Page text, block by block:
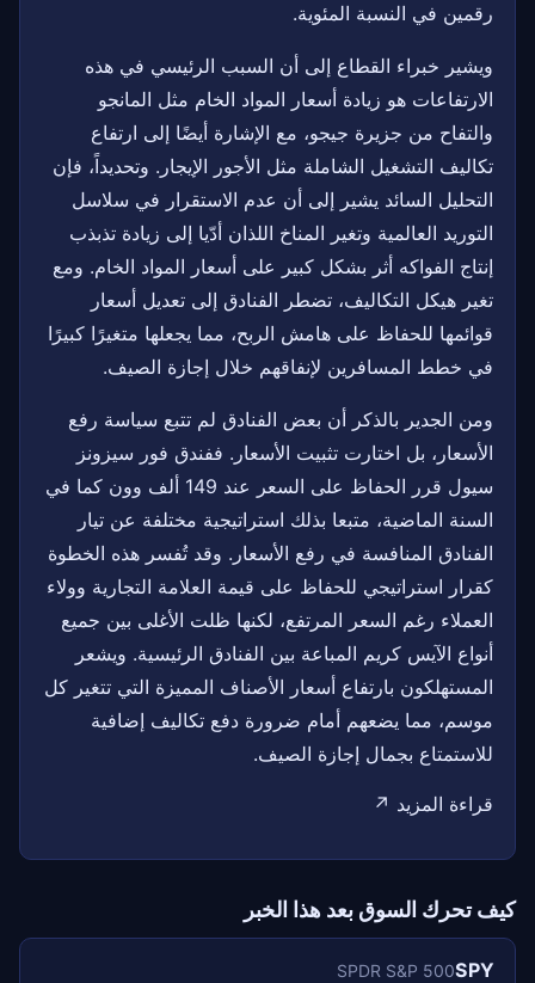
رقمين في النسبة المئوية.
ويشير خبراء القطاع إلى أن السبب الرئيسي في هذه
الارتفاعات هو زيادة أسعار المواد الخام مثل المانجو
والتفاح من جزيرة جيجو، مع الإشارة أيضًا إلى ارتفاع
تكاليف التشغيل الشاملة مثل الأجور الإيجار. وتحديداً، فإن
التحليل السائد يشير إلى أن عدم الاستقرار في سلاسل
التوريد العالمية وتغير المناخ اللذان أدّيا إلى زيادة تذبذب
إنتاج الفواكه أثر بشكل كبير على أسعار المواد الخام. ومع
تغير هيكل التكاليف، تضطر الفنادق إلى تعديل أسعار
قوائمها للحفاظ على هامش الربح، مما يجعلها متغيرًا كبيرًا
في خطط المسافرين لإنفاقهم خلال إجازة الصيف.
ومن الجدير بالذكر أن بعض الفنادق لم تتبع سياسة رفع
الأسعار، بل اختارت تثبيت الأسعار. ففندق فور سيزونز
سيول قرر الحفاظ على السعر عند 149 ألف وون كما في
السنة الماضية، متبعا بذلك استراتيجية مختلفة عن تيار
الفنادق المنافسة في رفع الأسعار. وقد تُفسر هذه الخطوة
كقرار استراتيجي للحفاظ على قيمة العلامة التجارية وولاء
العملاء رغم السعر المرتفع، لكنها ظلت الأغلى بين جميع
أنواع الآيس كريم المباعة بين الفنادق الرئيسية. ويشعر
المستهلكون بارتفاع أسعار الأصناف المميزة التي تتغير كل
موسم، مما يضعهم أمام ضرورة دفع تكاليف إضافية
للاستمتاع بجمال إجازة الصيف.
قراءة المزيد ↗
كيف تحرك السوق بعد هذا الخبر
SPY
SPDR S&P 500